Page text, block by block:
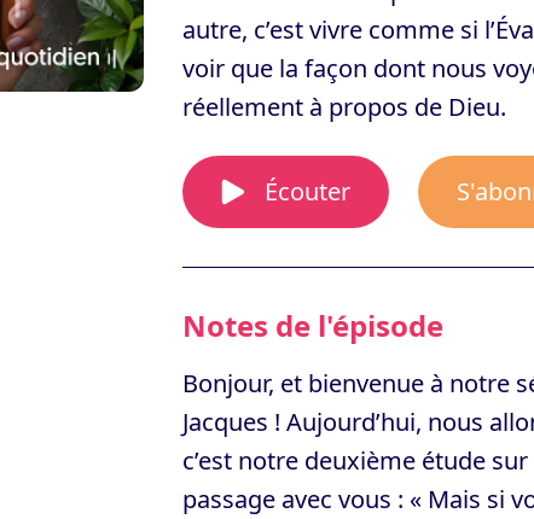
autre, c’est vivre comme si
voir que la façon dont nous
réellement à propos de Dieu.
Écouter
Notes de l'épisode
Bonjour, et bienvenue à notre
Jacques ! Aujourd’hui, nous
c’est notre deuxième étude
passage avec vous : « Mais si